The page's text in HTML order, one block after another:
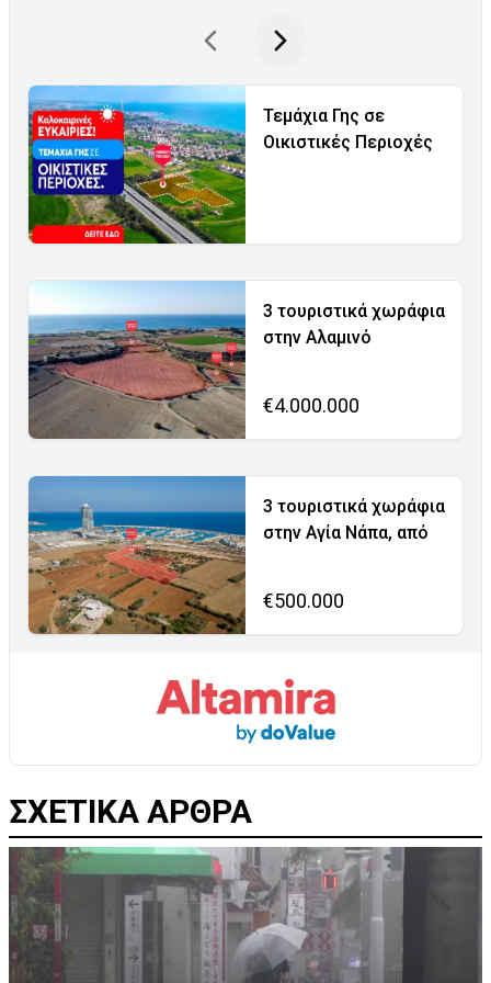
Τεμάχια Γης σε
Οικιστικές Περιοχές
3 τουριστικά χωράφια
στην Αλαμινό
€4.000.000
3 τουριστικά χωράφια
στην Αγία Νάπα, από
€500.000
ΣΧΕΤΙΚΑ ΑΡΘΡΑ